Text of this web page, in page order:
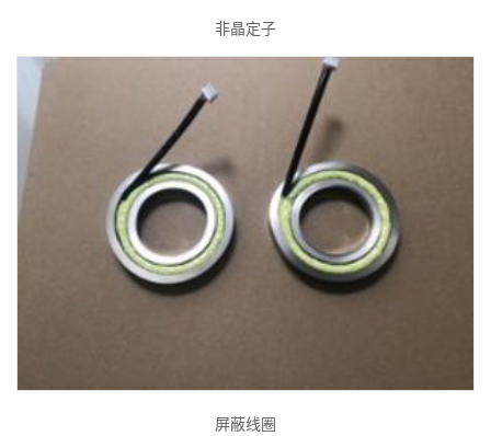
非晶定子
屏蔽线圈